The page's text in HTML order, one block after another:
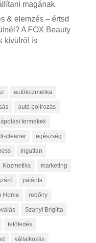
magának.
& elemzés – értsd
A FOX Beauty
kívülről is
autókozmetika
autó polírozás
termékek
cleaner egészség
ingatlan
Kozmetika marketing
palánta
Home redőny
Szanyi Brigitta
tetőfedés
vállalkozás